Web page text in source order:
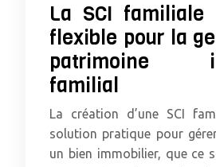
La SCI
flexible pour la
patrimoine
familial
La création d’une SCI
solution pratique pour
un bien immobilier, que ce